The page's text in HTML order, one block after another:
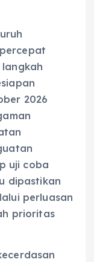
2026
uji coba
dipastikan
perluasan
prioritas